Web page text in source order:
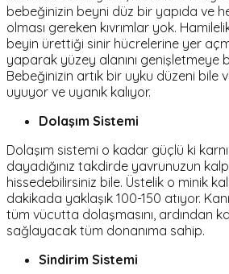
bebeğinizin beyni düz bir yapıda ve
olması gereken kıvrımlar yok.
beyin ürettiği sinir hücrelerine yer
yaparak yüzey alanını genişletmeye
Bebeğinizin artık bir uyku düzeni bile
uyuyor ve uyanık kalıyor.
Dolaşım Sistemi
Dolaşım sistemi o kadar güçlü ki
dayadığınız takdirde yavrunuzun kalp
hissedebilirsiniz bile. Üstelik o minik
dakikada yaklaşık 100-150 atıyor.
tüm vücutta dolaşmasını, ardından
sağlayacak tüm donanıma sahip.
Sindirim Sistemi